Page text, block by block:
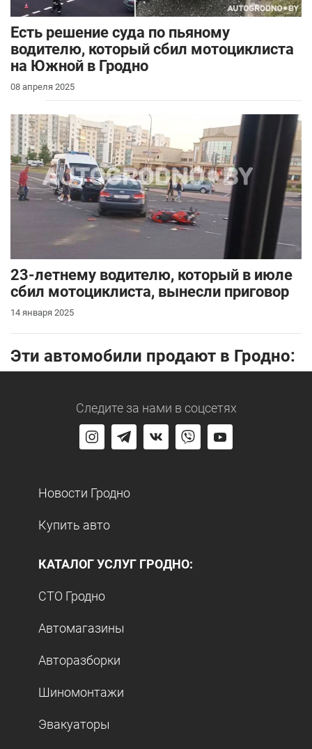
Есть решение суда по пьяному
водителю, который сбил мотоциклиста
на Южной в Гродно
08 апреля 2025
23-летнему водителю, который в июле
сбил мотоциклиста, вынесли приговор
14 января 2025
Эти автомобили продают в Гродно:
Следите за нами в соцсетях
Новости Гродно
Купить авто
КАТАЛОГ УСЛУГ ГРОДНО:
СТО Гродно
Автомагазины
Авторазборки
Шиномонтажи
Эвакуаторы